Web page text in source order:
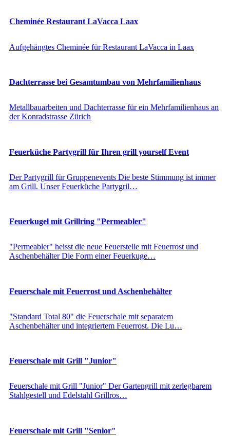
Cheminée Restaurant LaVacca Laax
Aufgehängtes Cheminée für Restaurant LaVacca in Laax
Dachterrasse bei Gesamtumbau von Mehrfamilienhaus
Metallbauarbeiten und Dachterrasse für ein Mehrfamilienhaus an
der Konradstrasse Zürich
Feuerküche Partygrill für Ihren grill yourself Event
Der Partygrill für Gruppenevents Die beste Stimmung ist immer
am Grill. Unser Feuerküche Partygril…
Feuerkugel mit Grillring "Permeabler"
"Permeabler" heisst die neue Feuerstelle mit Feuerrost und
Aschenbehälter Die Form einer Feuerkuge…
Feuerschale mit Feuerrost und Aschenbehälter
"Standard Total 80" die Feuerschale mit separatem
Aschenbehälter und integriertem Feuerrost. Die Lu…
Feuerschale mit Grill "Junior"
Feuerschale mit Grill "Junior" Der Gartengrill mit zerlegbarem
Stahlgestell und Edelstahl Grillros…
Feuerschale mit Grill "Senior"